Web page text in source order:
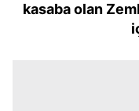
kasaba olan